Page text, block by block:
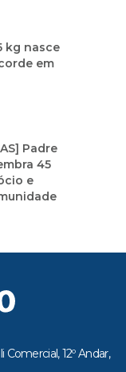
kg nasce
em
Padre
45
e
12º Andar,